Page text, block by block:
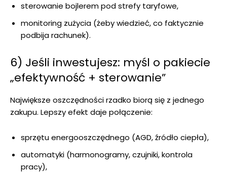
sterowanie bojlerem pod strefy taryfowe,
monitoring zużycia (żeby wiedzieć, co faktycznie
podbija rachunek).
6) Jeśli inwestujesz: myśl o pakiecie
„efektywność + sterowanie”
Największe oszczędności rzadko biorą się z jednego
zakupu. Lepszy efekt daje połączenie:
sprzętu energooszczędnego (AGD, źródło ciepła),
automatyki (harmonogramy, czujniki, kontrola
pracy),